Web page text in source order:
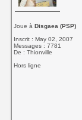
Joue àDisgaea (PSP)
Inscrit : May 02, 2007
Messages : 7781
De : Thionville
Hors ligne